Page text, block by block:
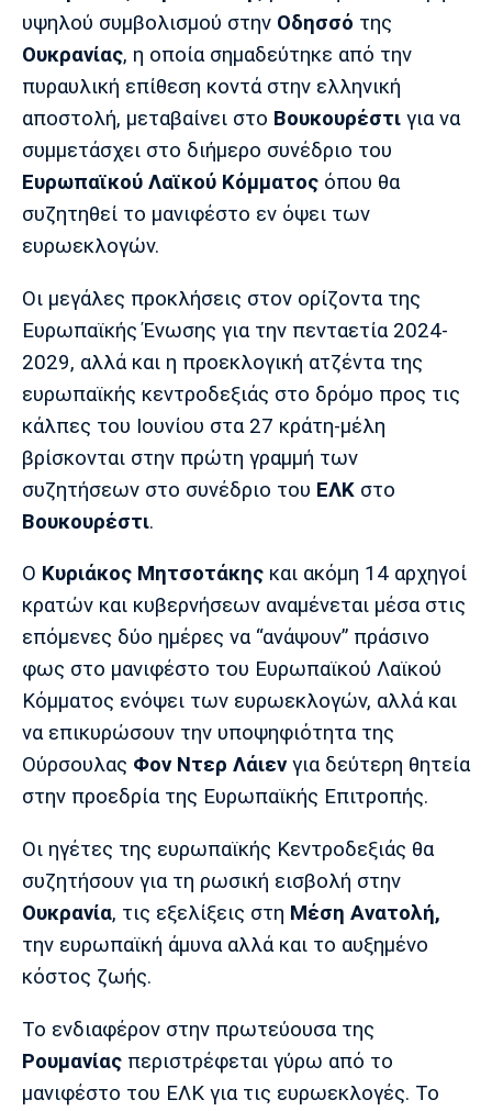
Πολιτισμός
Τραγούδια
Cine Spot
Running
Media
Πρόγραμμα TV
Ιωνικός Κηφισιά Πανσερραϊκός
Μπαρτσελόνα
Μάντσεστερ
Γιουνάιτεντ
Τσέλσι Άρσεναλ
Λίβερπουλ
Μάντσεστερ
Γιουβέντους
Ίντερ Μίλαν Μπάγερν
Μπορούσια
Ντόρτμουντ
Παρί Σεν
Ζερμέν
Μαρσέιγ
Μονακό
Ερυθρός
Τότεναμ
υψηλού συμβολισμού στην Οδησσό της
Ουκρανίας, η οποία σημαδεύτηκε από την
πυραυλική επίθεση κοντά στην ελληνική
αποστολή, μεταβαίνει στο Βουκουρέστι για να
συμμετάσχει στο διήμερο συνέδριο του
Ευρωπαϊκού Λαϊκού Κόμματος όπου θα
συζητηθεί το μανιφέστο εν όψει των
ευρωεκλογών.
Οι μεγάλες προκλήσεις στον ορίζοντα της
Ευρωπαϊκής Ένωσης για την πενταετία 2024-
2029, αλλά και η προεκλογική ατζέντα της
ευρωπαϊκής κεντροδεξιάς στο δρόμο προς τις
κάλπες του Ιουνίου στα 27 κράτη-μέλη
βρίσκονται στην πρώτη γραμμή των
συζητήσεων στο συνέδριο του ΕΛΚ στο
Βουκουρέστι.
Ο Κυριάκος Μητσοτάκης και ακόμη 14 αρχηγοί
κρατών και κυβερνήσεων αναμένεται μέσα στις
επόμενες δύο ημέρες να “ανάψουν” πράσινο
φως στο μανιφέστο του Ευρωπαϊκού Λαϊκού
Κόμματος ενόψει των ευρωεκλογών, αλλά και
να επικυρώσουν την υποψηφιότητα της
Ούρσουλας Φον Ντερ Λάιενγια δεύτερη θητεία
στην προεδρία της Ευρωπαϊκής Επιτροπής.
Οι ηγέτες της ευρωπαϊκής Κεντροδεξιάς θα
συζητήσουν για τη ρωσική εισβολή στην
Ουκρανία, τις εξελίξεις στη Μέση Ανατολή,
την ευρωπαϊκή άμυνα αλλά και το αυξημένο
κόστος ζωής.
Το ενδιαφέρον στην πρωτεύουσα της
Ρουμανίας περιστρέφεται γύρω από το
μανιφέστο του ΕΛΚ για τις ευρωεκλογές. Το